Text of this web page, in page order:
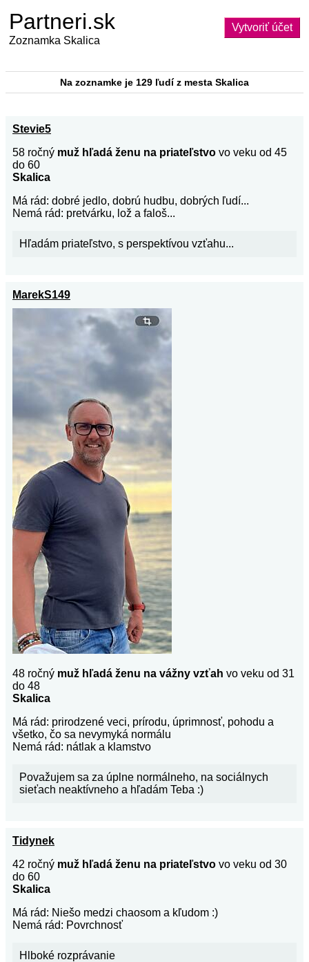
Partneri.sk
Zoznamka Skalica
Vytvoriť účet
Na zoznamke je 129 ľudí z mesta Skalica
Stevie5
58 ročný muž hľadá ženu na priateľstvo vo veku od 45
do 60
Skalica
Má rád: dobré jedlo, dobrú hudbu, dobrých ľudí...
Nemá rád: pretvárku, lož a faloš...
Hľadám priateľstvo, s perspektívou vzťahu...
MarekS149
48 ročný muž hľadá ženu na vážny vzťah vo veku od 31
do 48
Skalica
Má rád: prirodzené veci, prírodu, úprimnosť, pohodu a
všetko, čo sa nevymyká normálu
Nemá rád: nátlak a klamstvo
Považujem sa za úplne normálneho, na sociálnych
sieťach neaktívneho a hľadám Teba :)
Tidynek
42 ročný muž hľadá ženu na priateľstvo vo veku od 30
do 60
Skalica
Má rád: Niešo medzi chaosom a kľudom :)
Nemá rád: Povrchnosť
Hlboké rozprávanie